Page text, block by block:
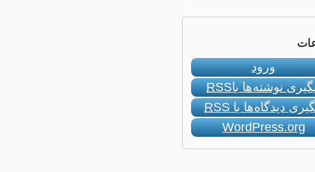
ورود
نوشته‌ها باRSS
دیدگاه‌ها باRSS
WordPress.org